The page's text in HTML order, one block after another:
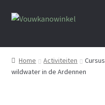
Ga
Ga
Home
Webshop
Home Activiteiten
wildwater in de Ardennen